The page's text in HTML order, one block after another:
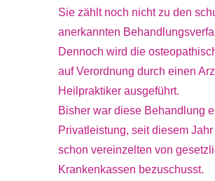
Sie zählt noch nicht zu den
anerkannten
Dennoch wird die
auf Verordnung durch einen
Heilpraktiker ausgeführt.
Bisher war diese Behandlung
Privatleistung, seit diesem
schon vereinzelten von
Krankenkassen bezuschusst.